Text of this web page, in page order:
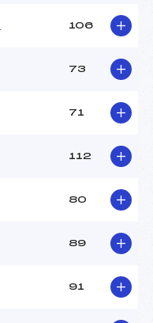
106
73
71
112
80
89
91